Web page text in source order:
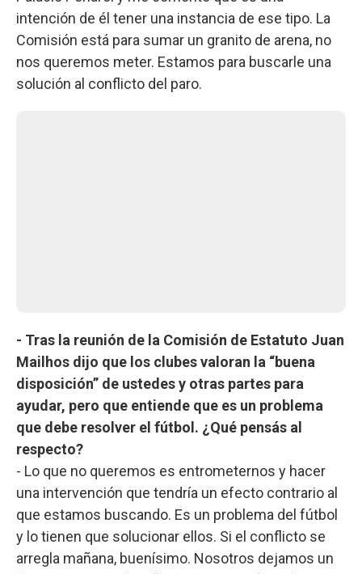
intención de él tener una instancia de ese tipo. La
Comisión está para sumar un granito de arena, no
nos queremos meter. Estamos para buscarle una
solución al conflicto del paro.
- Tras la reunión de la Comisión de Estatuto Juan
Mailhos dijo que los clubes valoran la “buena
disposición” de ustedes y otras partes para
ayudar, pero que entiende que es un problema
que debe resolver el fútbol. ¿Qué pensás al
respecto?
- Lo que no queremos es entrometernos y hacer
una intervención que tendría un efecto contrario al
que estamos buscando. Es un problema del fútbol
y lo tienen que solucionar ellos. Si el conflicto se
arregla mañana, buenísimo. Nosotros dejamos un